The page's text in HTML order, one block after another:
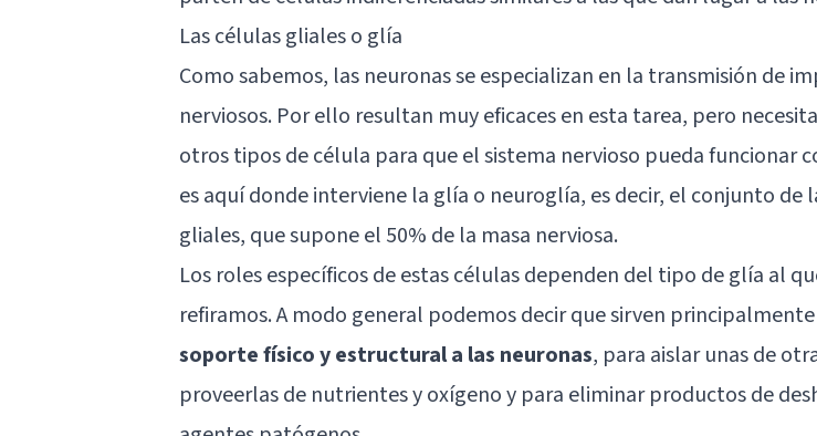
Las células gliales o glía
Como sabemos, las neuronas se especializan en la transmisión de
nerviosos. Por ello resultan muy eficaces en esta tarea, pero
otros tipos de célula para que el sistema nervioso pueda funcionar
es aquí donde interviene la glía o neuroglía, es decir, el conjunto de
gliales, que supone el 50% de la masa nerviosa.
Los roles específicos de estas células dependen del tipo de glía al
refiramos. A modo general podemos decir que sirven principalmente
soporte físico y estructural a las neuronas, para aislar unas de
proveerlas de nutrientes y oxígeno y para eliminar productos de